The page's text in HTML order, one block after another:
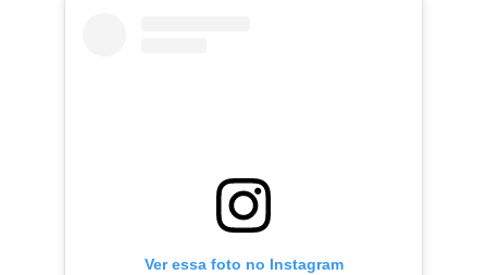
Ver essa foto no Instagram